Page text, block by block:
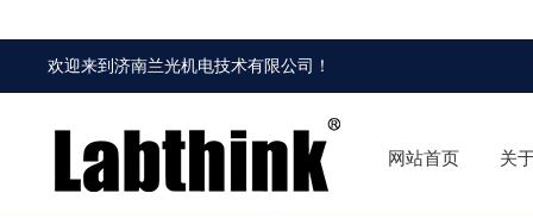
欢迎来到济南兰光机电技术有限公司 ！
网站首页 关